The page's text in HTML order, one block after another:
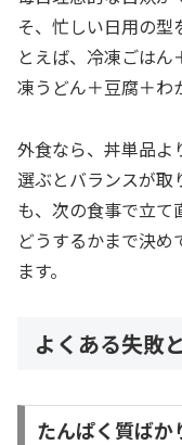
そ、忙しい日用の型
とえば、冷凍ごは
凍うどん＋豆腐＋わ
外食なら、丼単品よ
選ぶとバランスが取
も、次の食事で立て
どうするかまで決め
ます。
よくある失敗
たんぱく質ばか